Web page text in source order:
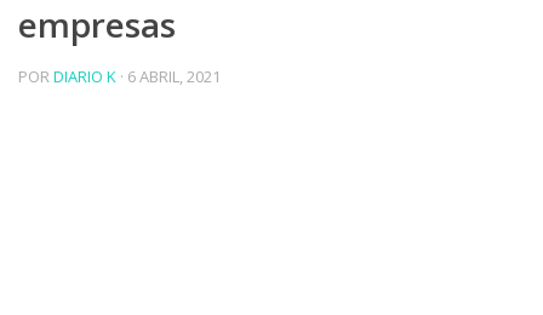
empresas
PORDIARIO K · 6 ABRIL, 2021